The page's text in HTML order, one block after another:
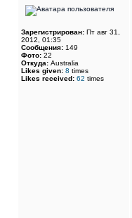
Зарегистрирован: Пт авг 31,
2012, 01:35
Сообщения: 149
Фото: 22
Откуда: Australia
Likes given: 8 times
Likes received: 62 times